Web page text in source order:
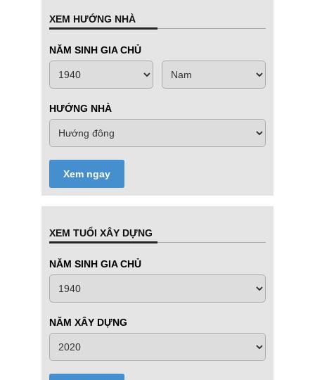
XEM HƯỚNG NHÀ
NĂM SINH GIA CHỦ
HƯỚNG NHÀ
Xem ngay
XEM TUỔI XÂY DỰNG
NĂM SINH GIA CHỦ
NĂM XÂY DỰNG